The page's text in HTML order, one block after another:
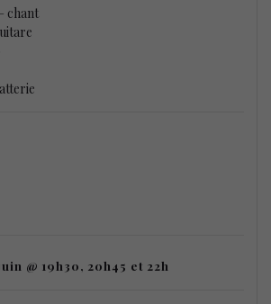
chant
@ 19h30, 20h45 et 22h